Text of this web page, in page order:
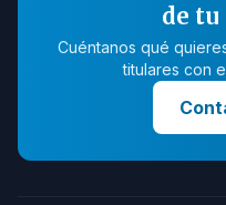
de tu
Cuéntanos qué
titulares con